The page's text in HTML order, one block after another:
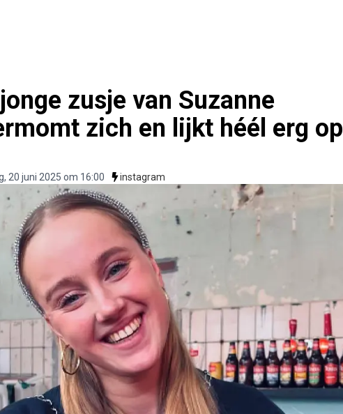
zusje van Suzanne
zich en lijkt héél erg op
20 juni 2025 om 16:00 instagram